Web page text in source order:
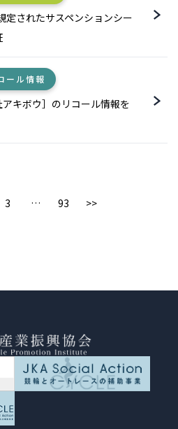
定されたサスペンションシー
ール情報
キボウ］のリコール情報を
3 … 93 >>